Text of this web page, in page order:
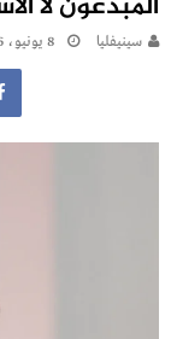
سينيفليا 8 يونيو، 2026